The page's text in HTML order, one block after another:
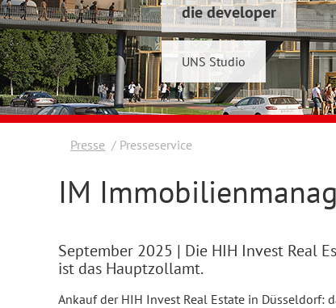
die developer
UNS Studio
Schwelmer7 GmbH
Konrad & Wennemar
Presse Presseservice
IM
September 2025 | Die HIH Invest Real
ist das Hauptzollamt.
Ankauf der HIH Invest Real Estate in Düsseldorf: